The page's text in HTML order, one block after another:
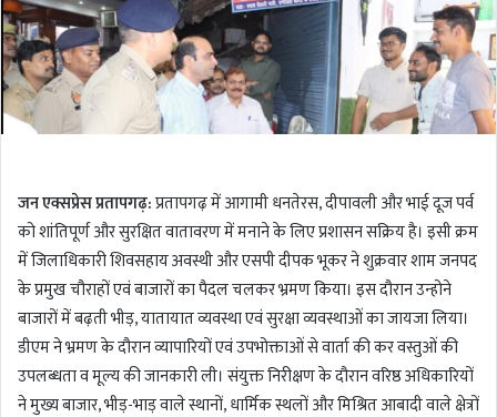
w
i
a
i
l
जन एक्सप्रेस प्रतापगढ़:प्रतापगढ़ में आगामी धनतेरस, दीपावली और भाई दूज पर्व
को शांतिपूर्ण और सुरक्षित वातावरण में मनाने के लिए प्रशासन सक्रिय है। इसी क्रम
में जिलाधिकारी शिवसहाय अवस्थी और एसपी दीपक भूकर ने शुक्रवार शाम जनपद
के प्रमुख चौराहों एवं बाजारों का पैदल चलकर भ्रमण किया। इस दौरान उन्होने
बाजारों में बढ़ती भीड़, यातायात व्यवस्था एवं सुरक्षा व्यवस्थाओं का जायजा लिया।
डीएम ने भ्रमण के दौरान व्यापारियों एवं उपभोक्ताओं से वार्ता की कर वस्तुओं की
उपलब्धता व मूल्य की जानकारी ली। संयुक्त निरीक्षण के दौरान वरिष्ठ अधिकारियों
ने मुख्य बाजार, भीड़-भाड़ वाले स्थानों, धार्मिक स्थलों और मिश्रित आबादी वाले क्षेत्रों